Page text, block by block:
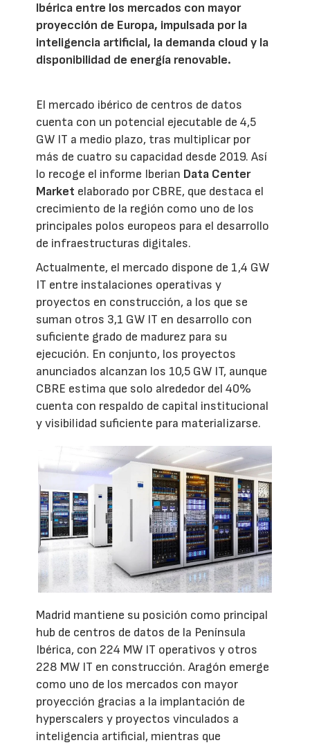
Ibérica entre los mercados con mayor
proyección de Europa, impulsada por la
inteligencia artificial, la demanda cloud y la
disponibilidad de energía renovable.
El mercado ibérico de centros de datos
cuenta con un potencial ejecutable de 4,5
GW IT a medio plazo, tras multiplicar por
más de cuatro su capacidad desde 2019. Así
lo recoge el informe Iberian Data Center
Market elaborado por CBRE, que destaca el
crecimiento de la región como uno de los
principales polos europeos para el desarrollo
de infraestructuras digitales.
Actualmente, el mercado dispone de 1,4 GW
IT entre instalaciones operativas y
proyectos en construcción, a los que se
suman otros 3,1 GW IT en desarrollo con
suficiente grado de madurez para su
ejecución. En conjunto, los proyectos
anunciados alcanzan los 10,5 GW IT, aunque
CBRE estima que solo alrededor del 40%
cuenta con respaldo de capital institucional
y visibilidad suficiente para materializarse.
Madrid mantiene su posición como principal
hub de centros de datos de la Península
Ibérica, con 224 MW IT operativos y otros
228 MW IT en construcción. Aragón emerge
como uno de los mercados con mayor
proyección gracias a la implantación de
hyperscalers y proyectos vinculados a
inteligencia artificial, mientras que